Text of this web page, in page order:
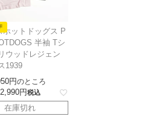
ホットドッグス P
半袖 Tシ
ウッドレジェン
1939
のところ
2,990 税込
在庫切れ